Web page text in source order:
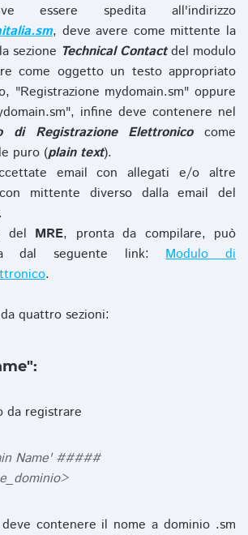
essere spedita all'indirizzo
, deve avere come mittente la
sezione Technical Contactdel modulo
come oggetto un testo appropriato
"Registrazione mydomain.sm" oppure
infine deve contenere nel
di Registrazione Elettronicocome
puro (plain text).
email con allegati e/o altre
mittente diverso dalla email del
del MRE, pronta da compilare, può
dal seguente link:Modulo di
.
quattro sezioni:
da registrare
Name' #####
contenere il nome a dominio .sm